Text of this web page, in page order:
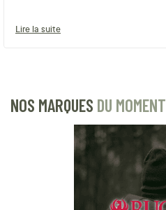
Lire la suite
NOS MARQUES DU MOMENT